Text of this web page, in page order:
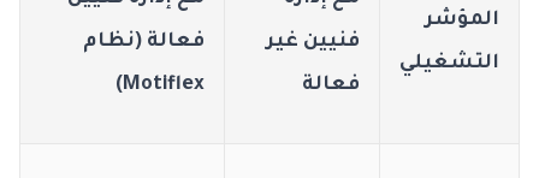
المؤشر
التشغيلي
فنيين غير
فعالة
فعالة (نظام
Motiflex)